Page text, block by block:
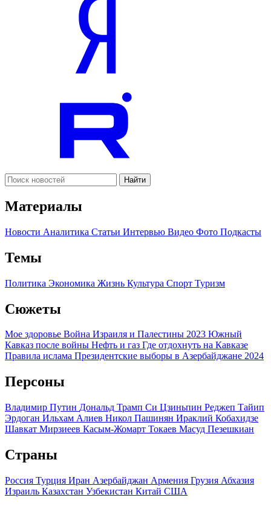
Найти
Материалы
Новости Аналитика Статьи Интервью Видео Фото Подкасты
Темы
Политика Экономика Жизнь Культура Спорт Туризм
Сюжеты
Мое здоровье Война Израиля и Палестины 2023 Южный
Кавказ после войны Нефть и газ Где отдохнуть на Кавказе
Правила ислама Президентские выборы в Азербайджане 2024
Персоны
Владимир Путин Дональд Трамп Си Цзиньпин Реджеп Тайип
Эрдоган Ильхам Алиев Никол Пашинян Ираклий Кобахидзе
Шавкат Мирзиеев Касым-Жомарт Токаев Масуд Пезешкиан
Страны
Россия Турция Иран Азербайджан Армения Грузия Абхазия
Израиль Казахстан Узбекистан Китай США